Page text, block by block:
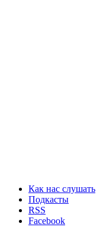
Как нас слушать
Подкасты
RSS
Facebook